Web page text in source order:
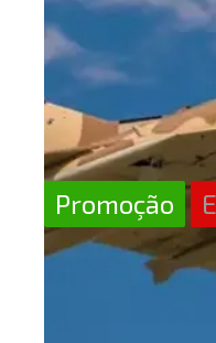
Promoção